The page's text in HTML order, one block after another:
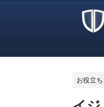
お役立